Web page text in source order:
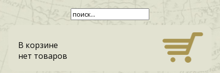
В корзине
нет товаров